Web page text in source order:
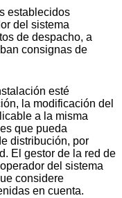
establecidos
del sistema
de despacho, a
consignas de
esté
la modificación del
a la misma
que pueda
distribución, por
El gestor de la red de
del sistema
considere
en cuenta.